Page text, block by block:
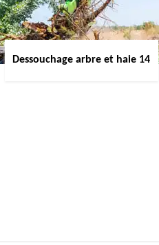
Dessouchage arbre et haie 14